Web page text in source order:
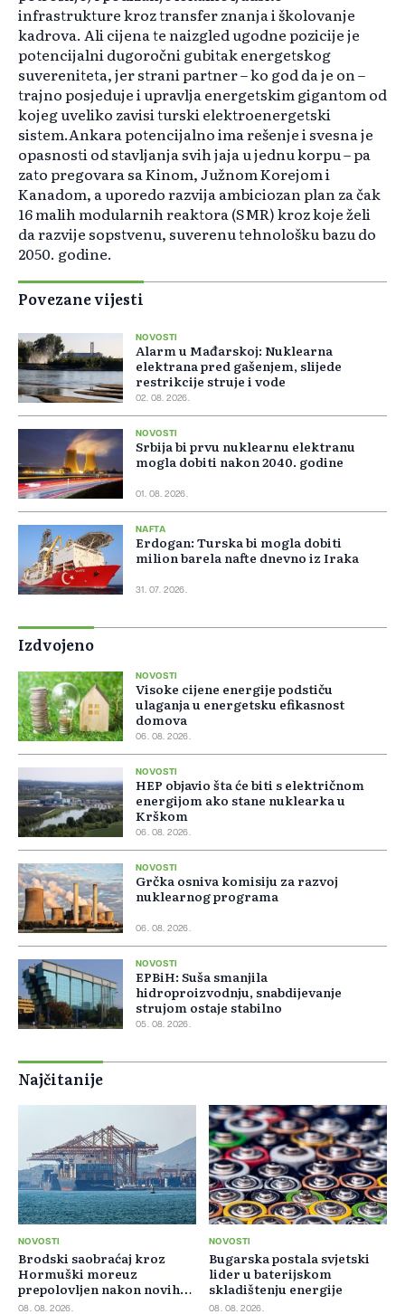
infrastrukture kroz transfer znanja i školovanje
kadrova. Ali cijena te naizgled ugodne pozicije je
potencijalni dugoročni gubitak energetskog
suvereniteta, jer strani partner – ko god da je on –
trajno posjeduje i upravlja energetskim gigantom od
kojeg uveliko zavisi turski elektroenergetski
sistem.Ankara potencijalno ima rešenje i svesna je
opasnosti od stavljanja svih jaja u jednu korpu – pa
zato pregovara sa Kinom, Južnom Korejom i
Kanadom, a uporedo razvija ambiciozan plan za čak
16 malih modularnih reaktora (SMR) kroz koje želi
da razvije sopstvenu, suverenu tehnološku bazu do
2050. godine.
Povezane vijesti
NOVOSTI
Alarm u Mađarskoj: Nuklearna
elektrana pred gašenjem, slijede
restrikcije struje i vode
02. 08. 2026.
NOVOSTI
Srbija bi prvu nuklearnu elektranu
mogla dobiti nakon 2040. godine
01. 08. 2026.
NAFTA
Erdogan: Turska bi mogla dobiti
milion barela nafte dnevno iz Iraka
31. 07. 2026.
Izdvojeno
NOVOSTI
Visoke cijene energije podstiču
ulaganja u energetsku efikasnost
domova
06. 08. 2026.
NOVOSTI
HEP objavio šta će biti s električnom
energijom ako stane nuklearka u
Krškom
06. 08. 2026.
NOVOSTI
Grčka osniva komisiju za razvoj
nuklearnog programa
06. 08. 2026.
NOVOSTI
EPBiH: Suša smanjila
hidroproizvodnju, snabdijevanje
strujom ostaje stabilno
05. 08. 2026.
Najčitanije
NOVOSTI
Brodski saobraćaj kroz
Hormuški moreuz
prepolovljen nakon novih
blokada
08. 08. 2026.
NOVOSTI
Bugarska postala svjetski
lider u baterijskom
skladištenju energije
08. 08. 2026.